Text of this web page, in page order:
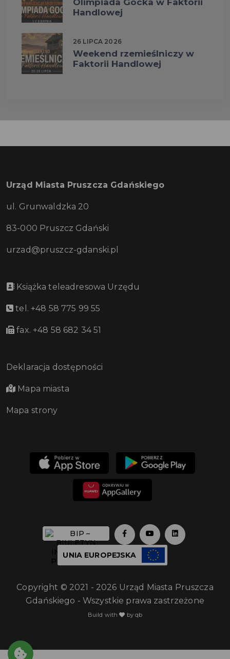
Olimpiada Gocka w Faktorii
Handlowej
26 LIPCA 2026
Weekend rzemieślniczy w
Faktorii Handlowej
Urząd Miasta Pruszcza Gdańskiego
ul. Grunwaldzka 20
83-000 Pruszcz Gdański
urzad@pruszcz-gdanski.pl
Książka teleadresowa Urzędu
tel. +48 58 775 99 55
fax. +48 58 682 34 51
Deklaracja dostępności
Mapa miasta
Mapa strony
UNIA EUROPEJSKA
Copyright © 2021 - 2026 Urząd Miasta Pruszcza
Gdańskiego - Wszystkie prawa zastrzeżone
Build with by qb